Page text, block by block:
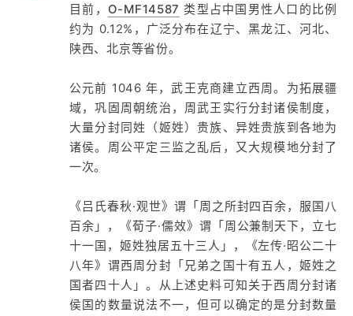
目前， O-MF14587 类型占中国男性人口的比例
约为 0.12%，广泛分布在辽宁、黑龙江、河北、
陕西、北京等省份。
公元前 1046 年，武王克商建立西周。为拓展疆
域，巩固周朝统治，周武王实行分封诸侯制度，
大量分封同姓（姬姓）贵族、异姓贵族到各地为
诸侯。周公平定三监之乱后，又大规模地分封了
一次。
《吕氏春秋·观世》谓「周之所封四百余，服国八
百余」，《荀子·儒效》谓「周公兼制天下，立七
十一国，姬姓独居五十三人」，《左传·昭公二十
八年》谓西周分封「兄弟之国十有五人，姬姓之
国者四十人」。从上述史料可知关于西周分封诸
侯国的数量说法不一，但可以确定的是分封数量